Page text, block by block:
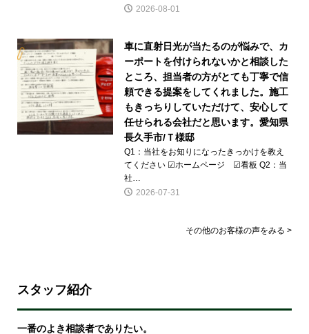
2026-08-01
車に直射日光が当たるのが悩みで、カ
ーポートを付けられないかと相談した
ところ、担当者の方がとても丁寧で信
頼できる提案をしてくれました。施工
もきっちりしていただけて、安心して
任せられる会社だと思います。愛知県
長久手市/Ｔ様邸
Q1：当社をお知りになったきっかけを教え
てください ☑ホームページ ☑看板 Q2：当
社…
2026-07-31
その他のお客様の声をみる >
スタッフ紹介
一番のよき相談者でありたい。